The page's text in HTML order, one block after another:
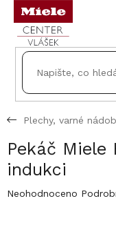
Přejít
obsah
Plechy, varné
Pekáč Miele
indukci
Průměrné
Neohodnoceno